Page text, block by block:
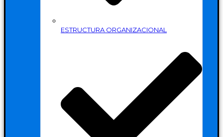
ESTRUCTURA ORGANIZACIONAL